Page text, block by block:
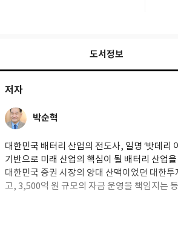
도서정보
저자
박순혁
대한민국 배터리 산업의 전도사, 일명 ‘밧데리
기반으로 미래 산업의 핵심이 될 배터리 산업
대한민국 증권 시장의 양대 산맥이었던 대한
고, 3,500억 원 규모의 자금 운영을 책임지는
이해가 필수라는 강한 신념을 가지고 활동해